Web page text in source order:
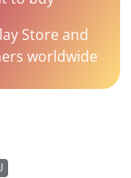
Store and
worldwide